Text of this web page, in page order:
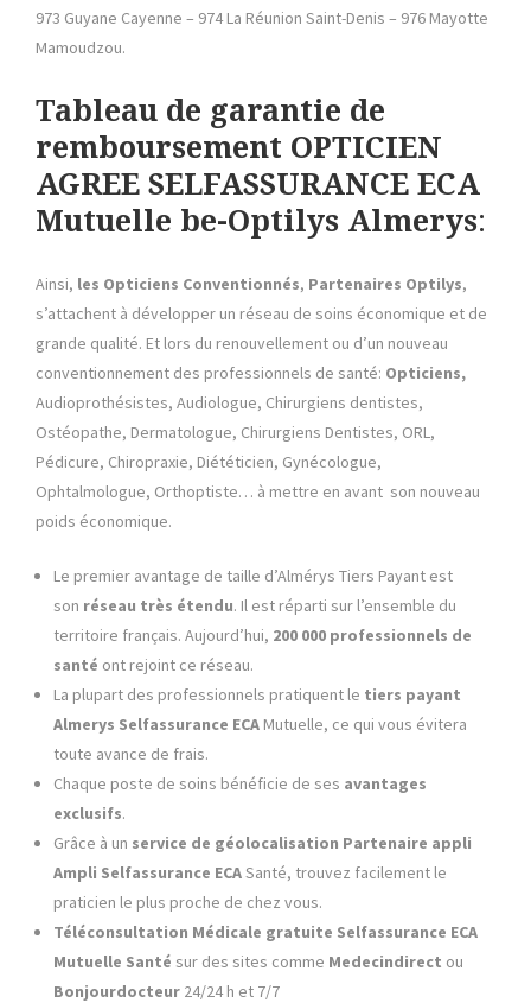
973 Guyane Cayenne – 974 La Réunion Saint-Denis – 976 Mayotte
Mamoudzou.
Tableau de garantie de
remboursement OPTICIEN
AGREE SELFASSURANCE ECA
Mutuelle be-Optilys Almerys:
Ainsi, les Opticiens Conventionnés, Partenaires Optilys,
s’attachent à développer un réseau de soins économique et de
grande qualité. Et lors du renouvellement ou d’un nouveau
conventionnement des professionnels de santé: Opticiens,
Audioprothésistes, Audiologue, Chirurgiens dentistes,
Ostéopathe, Dermatologue, Chirurgiens Dentistes, ORL,
Pédicure, Chiropraxie, Diététicien, Gynécologue,
Ophtalmologue, Orthoptiste… à mettre en avant son nouveau
poids économique.
Le premier avantage de taille d’Almérys Tiers Payant est
son réseau très étendu. Il est réparti sur l’ensemble du
territoire français. Aujourd’hui, 200 000 professionnels de
santé ont rejoint ce réseau.
La plupart des professionnels pratiquent le tiers payant
Almerys Selfassurance ECA Mutuelle, ce qui vous évitera
toute avance de frais.
Chaque poste de soins bénéficie de ses avantages
exclusifs.
Grâce à un service de géolocalisation Partenaire appli
Ampli Selfassurance ECASanté, trouvez facilement le
praticien le plus proche de chez vous.
Téléconsultation Médicale gratuite Selfassurance ECA
Mutuelle Santé sur des sites comme Medecindirect ou
Bonjourdocteur 24/24 h et 7/7